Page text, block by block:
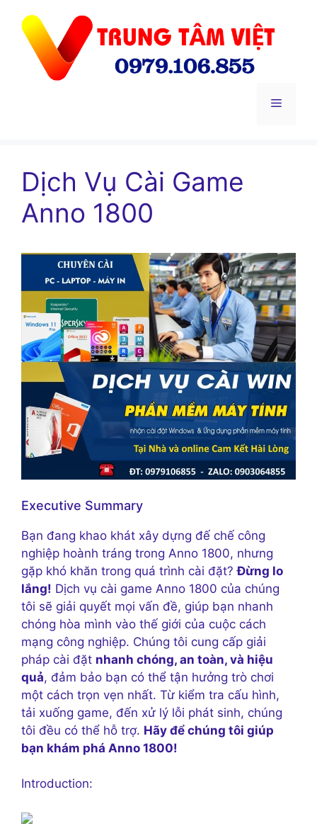
Menu
Dịch Vụ Cài Game
Anno 1800
Executive Summary
Bạn đang khao khát xây dựng đế chế công
nghiệp hoành tráng trong Anno 1800, nhưng
gặp khó khăn trong quá trình cài đặt?Đừng lo
lắng! Dịch vụ cài game Anno 1800 của chúng
tôi sẽ giải quyết mọi vấn đề, giúp bạn nhanh
chóng hòa mình vào thế giới của cuộc cách
mạng công nghiệp. Chúng tôi cung cấp giải
pháp cài đặt nhanh chóng, an toàn, và hiệu
quả, đảm bảo bạn có thể tận hưởng trò chơi
một cách trọn vẹn nhất. Từ kiểm tra cấu hình,
tải xuống game, đến xử lý lỗi phát sinh, chúng
tôi đều có thể hỗ trợ. Hãy để chúng tôi giúp
bạn khám phá Anno 1800!
Introduction: